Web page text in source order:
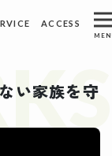
ACCESS
い家族を守